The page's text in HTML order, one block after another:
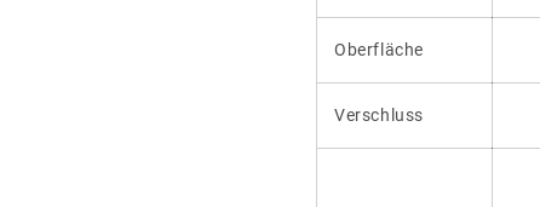
Oberfläche
Verschluss